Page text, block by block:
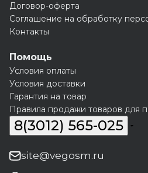
Договор-оферта
Соглашение на обработку
Контакты
Помощь
Условия оплаты
Условия доставки
Гарантия на товар
Правила продажи товаров для
8(3012) 565-025
site@vegosm.ru